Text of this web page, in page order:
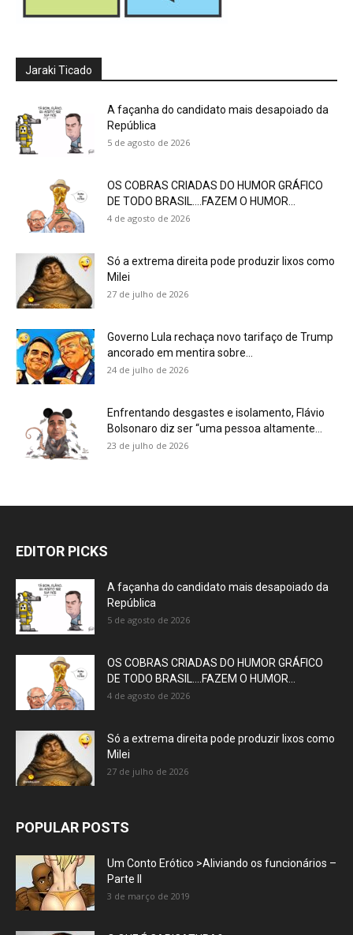
Jaraki Ticado
A façanha do candidato mais desapoiado da
República
5 de agosto de 2026
OS COBRAS CRIADAS DO HUMOR GRÁFICO
DE TODO BRASIL….FAZEM O HUMOR...
4 de agosto de 2026
Só a extrema direita pode produzir lixos como
Milei
27 de julho de 2026
Governo Lula rechaça novo tarifaço de Trump
ancorado em mentira sobre...
24 de julho de 2026
Enfrentando desgastes e isolamento, Flávio
Bolsonaro diz ser “uma pessoa altamente...
23 de julho de 2026
EDITOR PICKS
A façanha do candidato mais desapoiado da
República
5 de agosto de 2026
OS COBRAS CRIADAS DO HUMOR GRÁFICO
DE TODO BRASIL….FAZEM O HUMOR...
4 de agosto de 2026
Só a extrema direita pode produzir lixos como
Milei
27 de julho de 2026
POPULAR POSTS
Um Conto Erótico >Aliviando os funcionários –
Parte II
3 de março de 2019